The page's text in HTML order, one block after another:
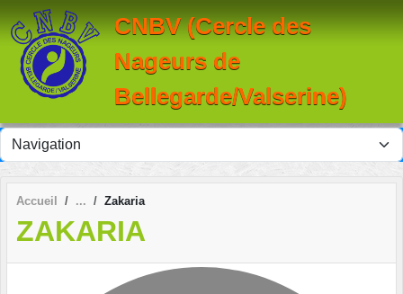
CNBV (Cercle des
Nageurs de
Bellegarde/Valserine)
Accueil Zakaria
ZAKARIA
Panneau de gestion des cookies